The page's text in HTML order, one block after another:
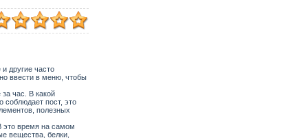
другие часто
ввести в меню, чтобы
час. В какой
соблюдает пост, это
полезных
это время на самом
вещества, белки,